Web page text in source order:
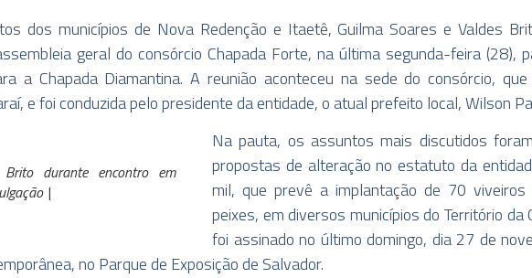
dos municípios de Nova Redenção e Itaetê, Guilma Soares e Valdes
geral do consórcio Chapada Forte, na última segunda-feira (28),
a Chapada Diamantina. A reunião aconteceu na sede do consórcio,
e foi conduzida pelo presidente da entidade, o atual prefeito local, Wilson
durante encontro em
|
Na pauta, os assuntos mais discutidos
propostas de alteração no estatuto da
mil, que prevê a implantação de 70
peixes, em diversos municípios do Território
foi assinado no último domingo, dia 27 de
no Parque de Exposição de Salvador.